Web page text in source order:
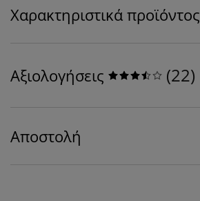
Χαρακτηριστικά προϊόντος
Αξιολογήσεις (22)
Αποστολή